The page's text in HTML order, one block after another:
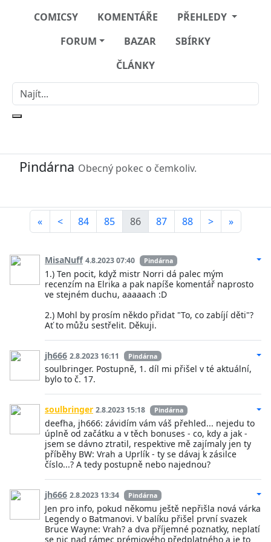
COMICSY KOMENTÁŘE
PŘEHLEDY
FORUM
BAZAR
SBÍRKY
ČLÁNKY
Pindárna Obecný pokec o čemkoliv.
« < 84 85 86 87 88 > »
MisaNuff 4.8.2023 07:40 Pindárna
1.) Ten pocit, když mistr Norri dá palec mým
recenzím na Elrika a pak napíše komentář naprosto
ve stejném duchu, aaaaach :D
2.) Mohl by prosím někdo přidat "To, co zabíjí děti"?
Ať to můžu sestřelit. Děkuji.
jh666 2.8.2023 16:11 Pindárna
soulbringer. Postupně, 1. díl mi přišel v té aktuální,
bylo to č. 17.
soulbringer 2.8.2023 15:18 Pindárna
deefha, jh666: závidím vám váš přehled... nejedu to
úplně od začátku a v těch bonuses - co, kdy a jak -
jsem se dávno ztratil, respektive mě zajímaly jen ty
příběhy BW: Vrah a Uprlík - ty se dávaj k zásilce
číslo...? A tedy postupně nebo najednou?
jh666 2.8.2023 13:34 Pindárna
Jen pro info, pokud někomu ještě nepřišla nová várka
Legendy o Batmanovi. V balíku přišel první svazek
Bruce Wayne: Vrah? a dva příjemné poznatky, neplatí
se nic nad rámec prémiového předplatného a je to